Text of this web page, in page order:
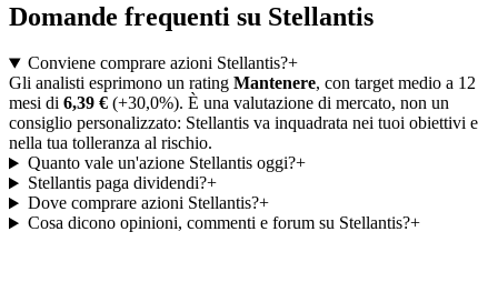
Domande frequenti su Stellantis
Conviene comprare azioni Stellantis?+
Gli analisti esprimono un rating Mantenere, con target medio a 12
mesi di 6,39 € (+30,0%). È una valutazione di mercato, non un
consiglio personalizzato: Stellantis va inquadrata nei tuoi obiettivi e
nella tua tolleranza al rischio.
Quanto vale un'azione Stellantis oggi?+
Stellantis paga dividendi?+
Dove comprare azioni Stellantis?+
Cosa dicono opinioni, commenti e forum su Stellantis?+